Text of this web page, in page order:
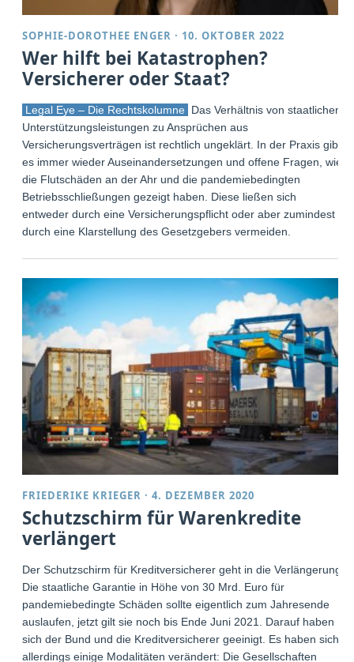
SOPHIE-DOROTHEE ENGER · 10. OKTOBER 2022
Wer hilft bei Katastrophen?
Versicherer oder Staat?
Legal Eye – Die Rechtskolumne
Das Verhältnis von staatlichen
Unterstützungsleistungen zu Ansprüchen aus
Versicherungsverträgen ist rechtlich ungeklärt. In der Praxis gibt
es immer wieder Auseinandersetzungen und offene Fragen, wie
die Flutschäden an der Ahr und die pandemiebedingten
Betriebsschließungen gezeigt haben. Diese ließen sich
entweder durch eine Versicherungspflicht oder aber zumindest
durch eine Klarstellung des Gesetzgebers vermeiden.
FRIEDERIKE KRIEGER ·4. DEZEMBER 2020
Schutzschirm für Warenkredite
verlängert
Der Schutzschirm für Kreditversicherer geht in die Verlängerung.
Die staatliche Garantie in Höhe von 30 Mrd. Euro für
pandemiebedingte Schäden sollte eigentlich zum Jahresende
auslaufen, jetzt gilt sie noch bis Ende Juni 2021. Darauf haben
sich der Bund und die Kreditversicherer geeinigt. Es haben sich
allerdings einige Modalitäten verändert: Die Gesellschaften